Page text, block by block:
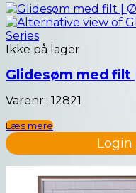
Ikke på lager
Glidesøm med filt
Varenr.: 12821
Læs mere